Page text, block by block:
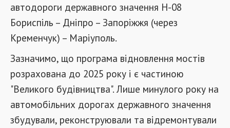
автодороги державного значення Н-08
Бориспіль – Дніпро – Запоріжжя (через
Кременчук) – Маріуполь.
Зазначимо, що програма відновлення мостів
розрахована до 2025 року і є частиною
"Великого будівництва". Лише минулого року на
автомобільних дорогах державного значення
збудували, реконструювали та відремонтували